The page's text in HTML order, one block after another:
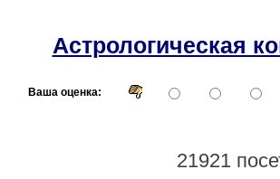
Астрологическая
Ваша оценка:
21921